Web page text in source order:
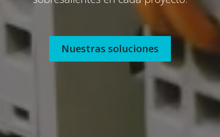
Nuestras soluciones